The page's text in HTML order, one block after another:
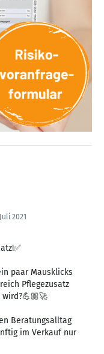
2021
paar Mausklicks
Pflegezusatz
Beratungsalltag
im Verkauf nur